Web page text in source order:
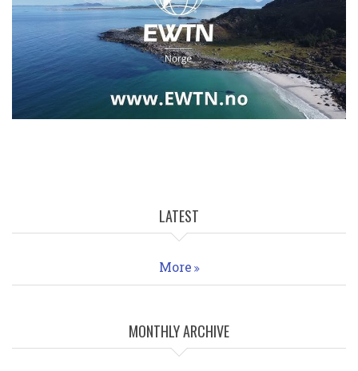
LATEST
More
MONTHLY ARCHIVE